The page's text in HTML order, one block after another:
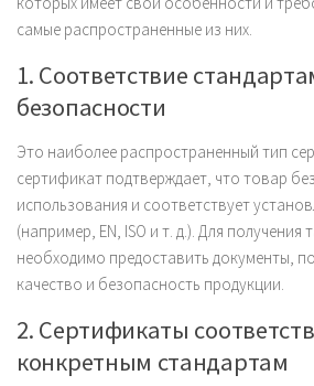
самые распространенные из них.
1. Соответствие
безопасности
Это наиболее распространенный тип
сертификат подтверждает, что товар
использования и соответствует
(например, EN, ISO и т. д.). Для получения
необходимо предоставить документы,
качество и безопасность продукции.
2. Сертификаты
конкретным стандартам